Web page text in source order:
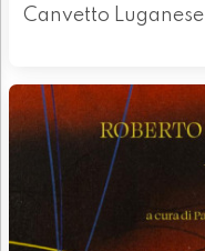
Canvetto Luganese